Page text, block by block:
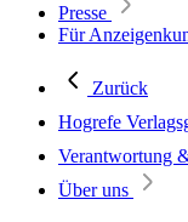
Presse
Für
Zurück
Hogrefe
Verantwortung
Über uns